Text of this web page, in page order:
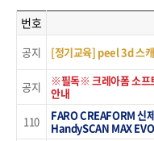
번호
공지 [정기교육] peel 3d 스
공지
※필독※ 크레아폼 소프
안내
110
FARO CREAFORM 신
HandySCAN MAX EVO